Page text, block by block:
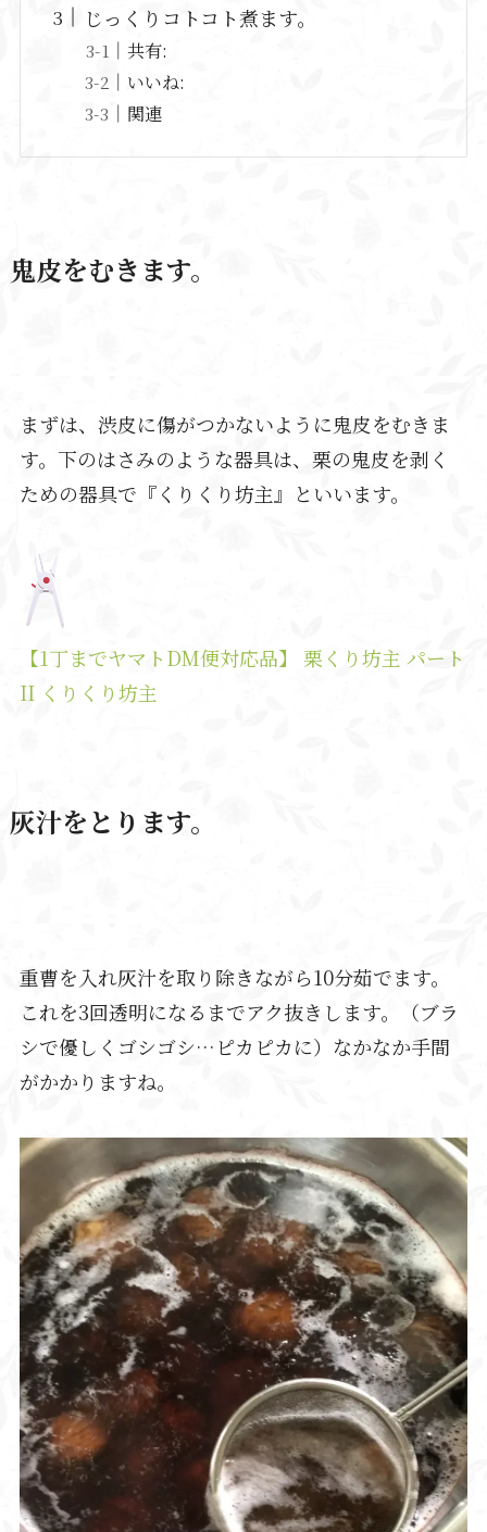
じっくりコトコト煮ます。
共有:
いいね:
関連
鬼皮をむきます。
まずは、渋皮に傷がつかないように鬼皮をむきま
す。下のはさみのような器具は、栗の鬼皮を剥く
ための器具で『くりくり坊主』といいます。
【1丁までヤマトDM便対応品】 栗くり坊主 パート
II くりくり坊主
灰汁をとります。
重曹を入れ灰汁を取り除きながら10分茹でます。
これを3回透明になるまでアク抜きします。（ブラ
シで優しくゴシゴシ…ピカピカに）なかなか手間
がかかりますね。